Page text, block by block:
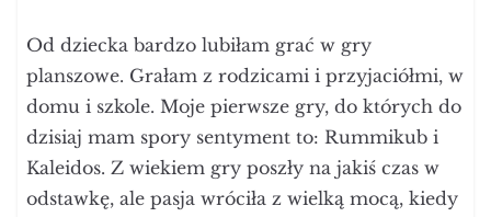
Od dziecka bardzo lubiłam grać w gry
planszowe. Grałam z rodzicami i przyjaciółmi, w
domu i szkole. Moje pierwsze gry, do których do
dzisiaj mam spory sentyment to: Rummikub i
Kaleidos. Z wiekiem gry poszły na jakiś czas w
odstawkę, ale pasja wróciła z wielką mocą, kiedy